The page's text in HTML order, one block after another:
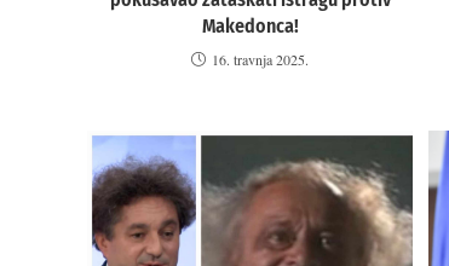
Makedonca!
16. travnja 2025.